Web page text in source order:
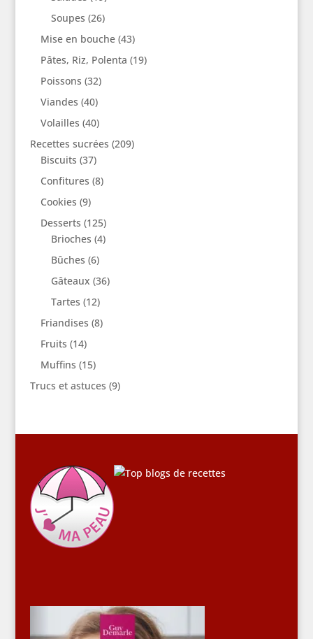
Soupes (26)
Mise en bouche(43)
Pâtes, Riz, Polenta (19)
Poissons (32)
Viandes (40)
Volailles (40)
Recettes sucrées (209)
Biscuits (37)
Confitures (8)
Cookies (9)
Desserts (125)
Brioches (4)
Bûches (6)
Gâteaux (36)
Tartes (12)
Friandises (8)
Fruits (14)
Muffins (15)
Trucs et astuces (9)